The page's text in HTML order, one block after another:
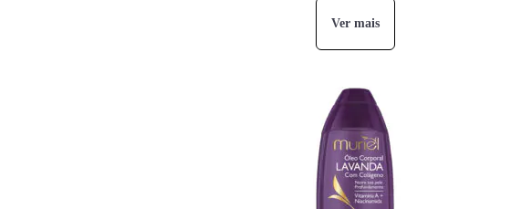
Ver mais